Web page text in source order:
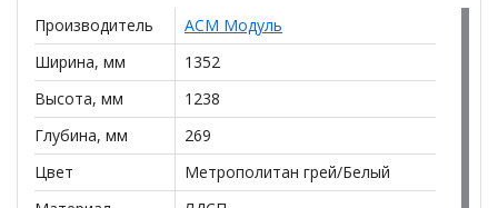
Производитель
АСМ Модуль
Ширина, мм
1352
Высота, мм
1238
Глубина, мм
269
Цвет
Метрополитан грей/Белый